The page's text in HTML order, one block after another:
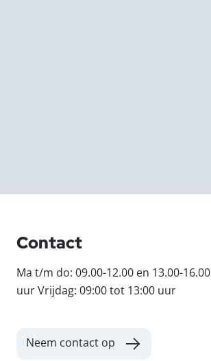
Contact
Ma t/m do: 09.00-12.00 en 13.00-16.00
uur Vrijdag: 09:00 tot 13:00 uur
Neem contact op